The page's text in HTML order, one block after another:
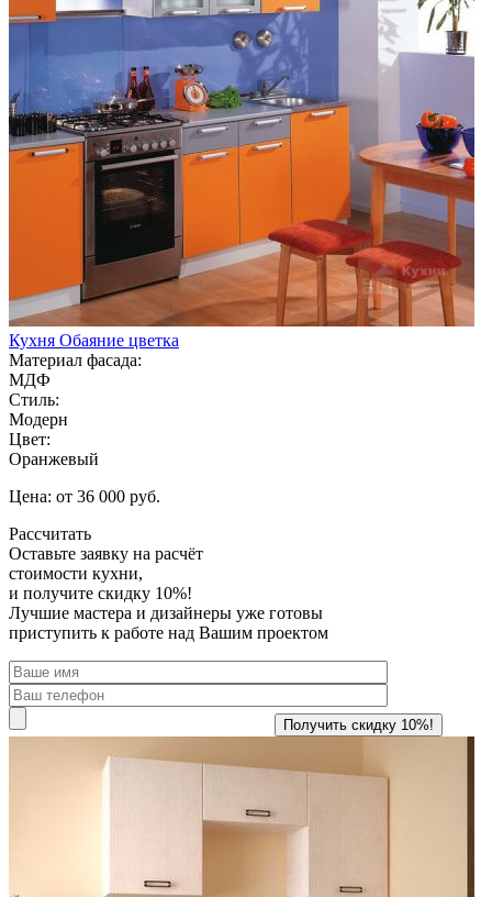
Кухня Обаяние цветка
Материал фасада:
МДФ
Стиль:
Модерн
Цвет:
Оранжевый
Цена: от 36 000 руб.
Рассчитать
Оставьте заявку на расчёт
стоимости кухни,
и получите скидку 10%!
Лучшие мастера и дизайнеры уже готовы
приступить к работе над Вашим проектом